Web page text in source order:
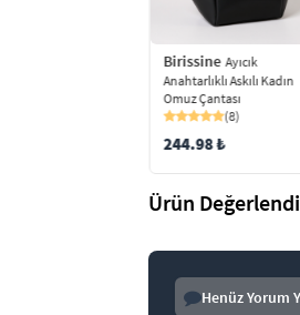
Birissine Ayıcık
Anahtarlıklı Askılı Kadın
Omuz Çantası
(8)
244.98 ₺
Ürün
Henüz Yorum